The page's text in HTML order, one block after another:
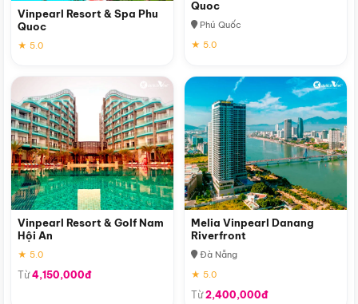
Vinpearl Resort & Spa Phu
Quoc
★ 5.0
Quoc
Phú Quốc
★ 5.0
Vinpearl Resort & Golf Nam
Hội An
★ 5.0
Từ4,150,000đ
Melia Vinpearl Danang
Riverfront
Đà Nẵng
★ 5.0
Từ2,400,000đ